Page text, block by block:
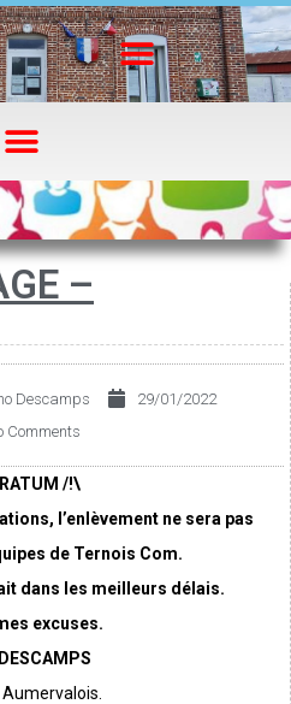
–
Descamps
29/01/2022
Comments
/!\
l’enlèvement ne sera pas
de Ternois Com.
dans les meilleurs délais.
excuses.